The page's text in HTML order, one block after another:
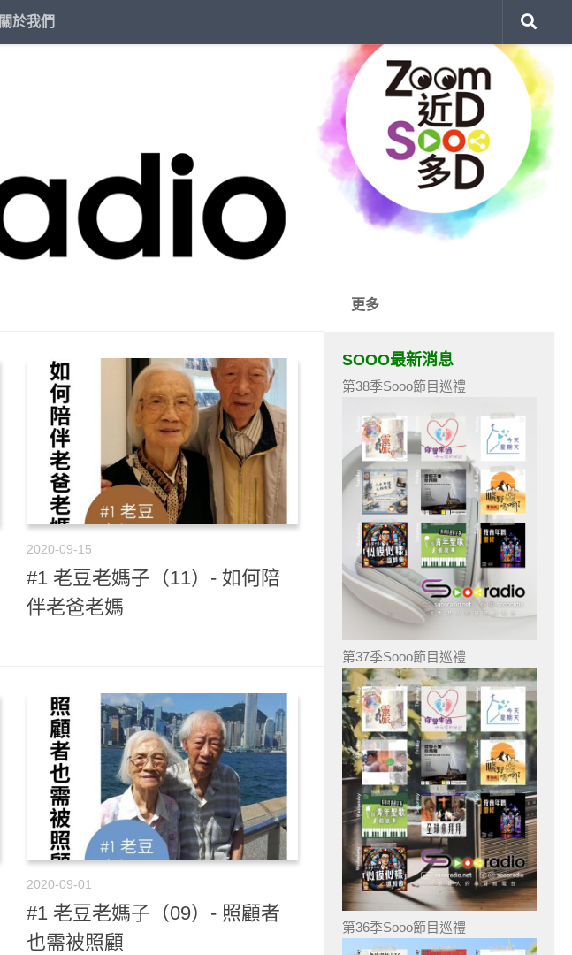
關於我們
2020-09-15
#1 老豆老媽子（11）- 如何陪
伴老爸老媽
2020-09-01
#1 老豆老媽子（09）- 照顧者
也需被照顧
更多
SOOO最新消息
第38季Sooo節目巡禮
第37季Sooo節目巡禮
第36季Sooo節目巡禮